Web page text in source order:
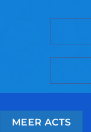
MEER ACTS